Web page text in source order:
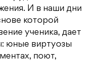
И в наши дни
которой
ученика, дает
юные виртуозы
поют,